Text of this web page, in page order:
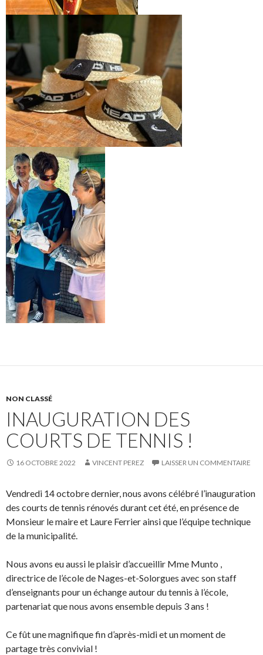
NON CLASSÉ
INAUGURATION DES
COURTS DE TENNIS !
16 OCTOBRE 2022 VINCENT PEREZ LAISSER UN COMMENTAIRE
Vendredi 14 octobre dernier, nous avons célébré l’inauguration
des courts de tennis rénovés durant cet été, en présence de
Monsieur le maire et Laure Ferrier ainsi que l’équipe technique
de la municipalité.
Nous avons eu aussi le plaisir d’accueillir Mme Munto
directrice de l’école de Nages-et-Solorgues avec son staff
d’enseignants pour un échange autour du tennis à l’école,
partenariat que nous avons ensemble depuis 3 ans !
Cefûtune magnifique fin d’après-midi et un moment de
partage très convivial !